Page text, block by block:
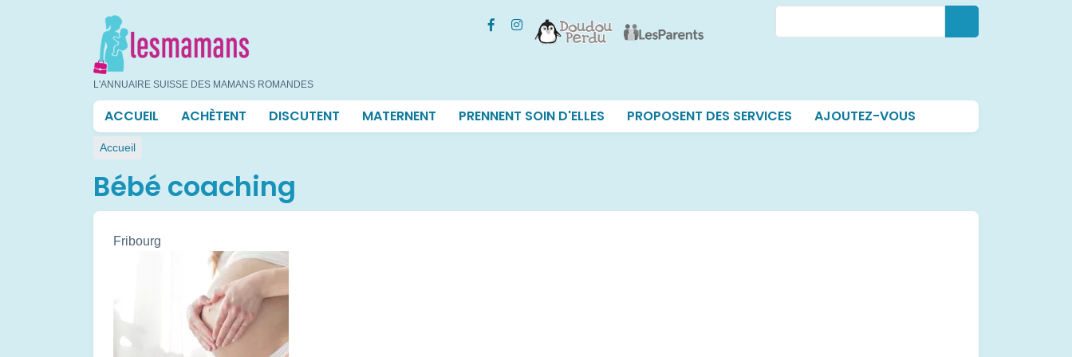
L'ANNUAIRE SUISSE DES MAMANS ROMANDES
Navigation
principale
ACCUEIL ACHÈTENT DISCUTENT MATERNENT PRENNENT SOIN D'ELLES PROPOSENT DES SERVICES AJOUTEZ-VOUS
Fil
d'Ariane
Accueil
Bébé coaching
Fribourg